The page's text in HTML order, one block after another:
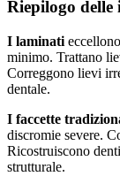
Riepilogo delle
I laminati
minimo. Trattano
Correggono lievi
dentale.
I faccette
discromie severe.
Ricostruiscono
strutturale.